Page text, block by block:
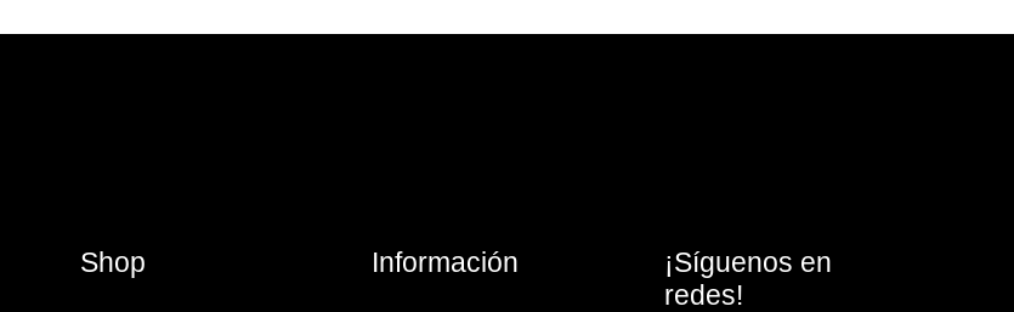
Shop Información
¡Síguenos en
redes!